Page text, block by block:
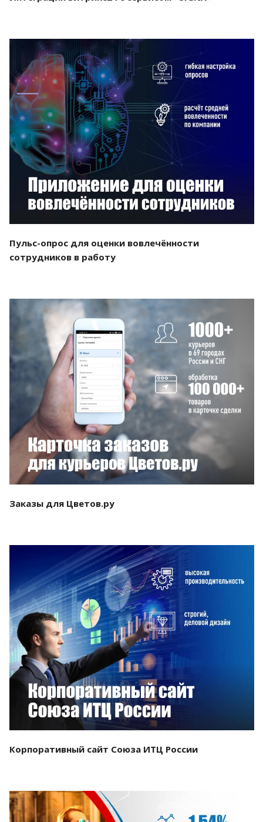
Смотреть проект
Пульс-опрос для оценки вовлечённости
сотрудников в работу
Смотреть проект
Заказы для Цветов.ру
Смотреть проект
Корпоративный сайт Союза ИТЦ России